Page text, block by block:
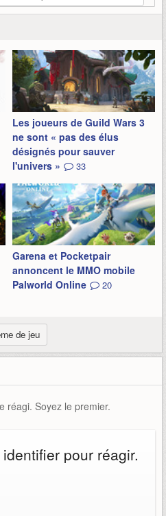
Les joueurs de Guild Wars 3
ne sont « pas des élus
désignés pour sauver
l'univers »
33
Garena et Pocketpair
annoncent le MMO mobile
Palworld Online
20
de jeu
réagi. Soyez le premier.
pour réagir.